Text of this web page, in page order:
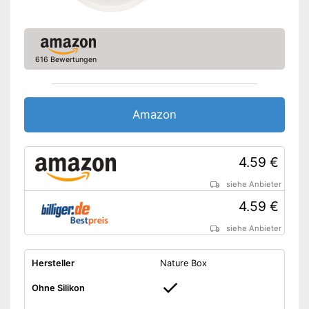
616 Bewertungen
Amazon
4.59 €
siehe Anbieter
4.59 €
siehe Anbieter
Hersteller Nature Box
Ohne Silikon